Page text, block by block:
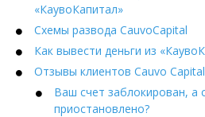
«КаувоКапитал»
Схемы развода CauvoCapital
Как вывести деньги из
Отзывы клиентов Cauvo Capital
Ваш счет заблокирован, а
приостановлено?